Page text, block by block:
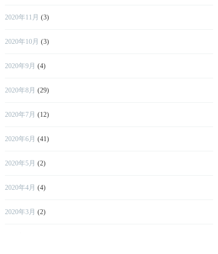
2020年11月 (3)
2020年10月 (3)
2020年9月 (4)
2020年8月 (29)
2020年7月 (12)
2020年6月 (41)
2020年5月 (2)
2020年4月 (4)
2020年3月 (2)